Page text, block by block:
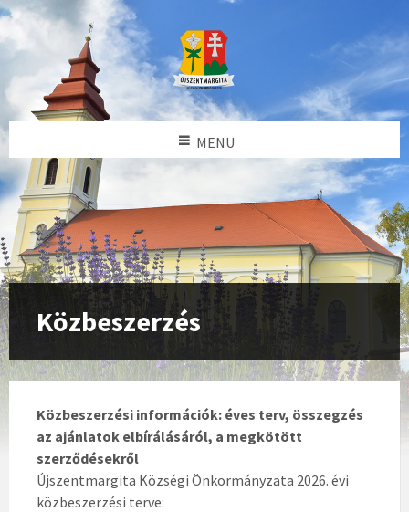
MENU
Közbeszerzés
Közbeszerzési információk: éves terv, összegzés
az ajánlatok elbírálásáról, a megkötött
szerződésekről
Újszentmargita Községi Önkormányzata 2026. évi
közbeszerzési terve: